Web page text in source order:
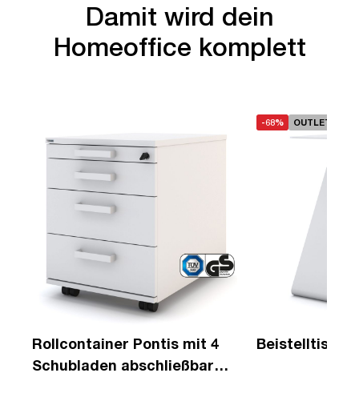
Damit wird dein
Homeoffice komplett
Rollcontainer Pontis mit 4
Schubladen abschließbar
-68% OUTLET
Beistelltisch